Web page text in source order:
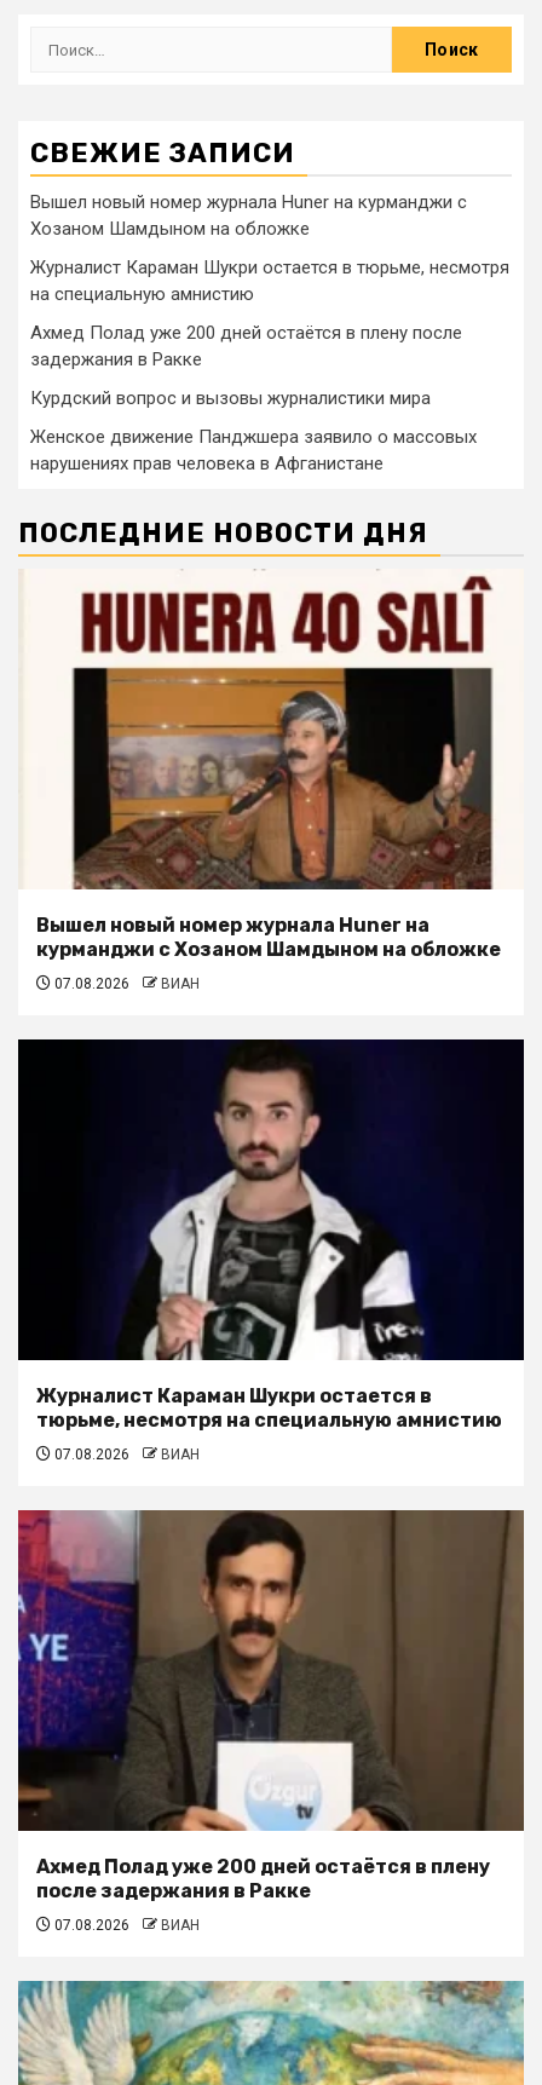
СВЕЖИЕ ЗАПИСИ
Вышел новый номер журнала Huner на курманджи с
Хозаном Шамдыном на обложке
Журналист Караман Шукри остается в тюрьме, несмотря
на специальную амнистию
Ахмед Полад уже 200 дней остаётся в плену после
задержания в Ракке
Курдский вопрос и вызовы журналистики мира
Женское движение Панджшера заявило о массовых
нарушениях прав человека в Афганистане
ПОСЛЕДНИЕ НОВОСТИ ДНЯ
Вышел новый номер журнала Huner на
курманджи с Хозаном Шамдыном на обложке
07.08.2026 ВИАН
Журналист Караман Шукри остается в
тюрьме, несмотря на специальную амнистию
07.08.2026 ВИАН
Ахмед Полад уже 200 дней остаётся в плену
после задержания в Ракке
07.08.2026 ВИАН